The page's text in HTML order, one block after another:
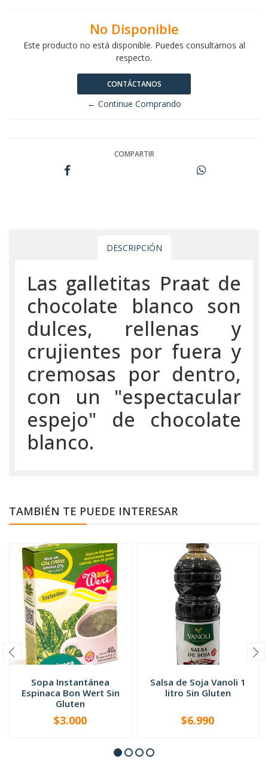
No Disponible
Este producto no está disponible. Puedes consultarnos al
respecto.
CONTÁCTANOS
← Continue Comprando
COMPARTIR
DESCRIPCIÓN
Las galletitas Praat de
chocolate blanco son
dulces, rellenas y
crujientes por fuera y
cremosas por dentro,
con un "espectacular
espejo" de chocolate
blanco.
TAMBIÉN TE PUEDE INTERESAR
Sopa Instantánea
Espinaca Bon Wert Sin
Gluten
+
$3.000
Salsa de Soja Vanoli 1
litro Sin Gluten
+
$6.990